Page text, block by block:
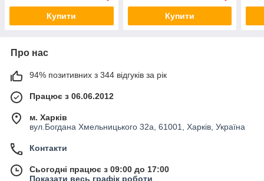
Купити Купити
Про нас
94% позитивних з 344 відгуків за рік
Працює з 06.06.2012
м. Харків
вул.Богдана Хмельницького 32а, 61001, Харків, Україна
Контакти
Сьогодні працює з 09:00 до 17:00
Показати весь графік роботи